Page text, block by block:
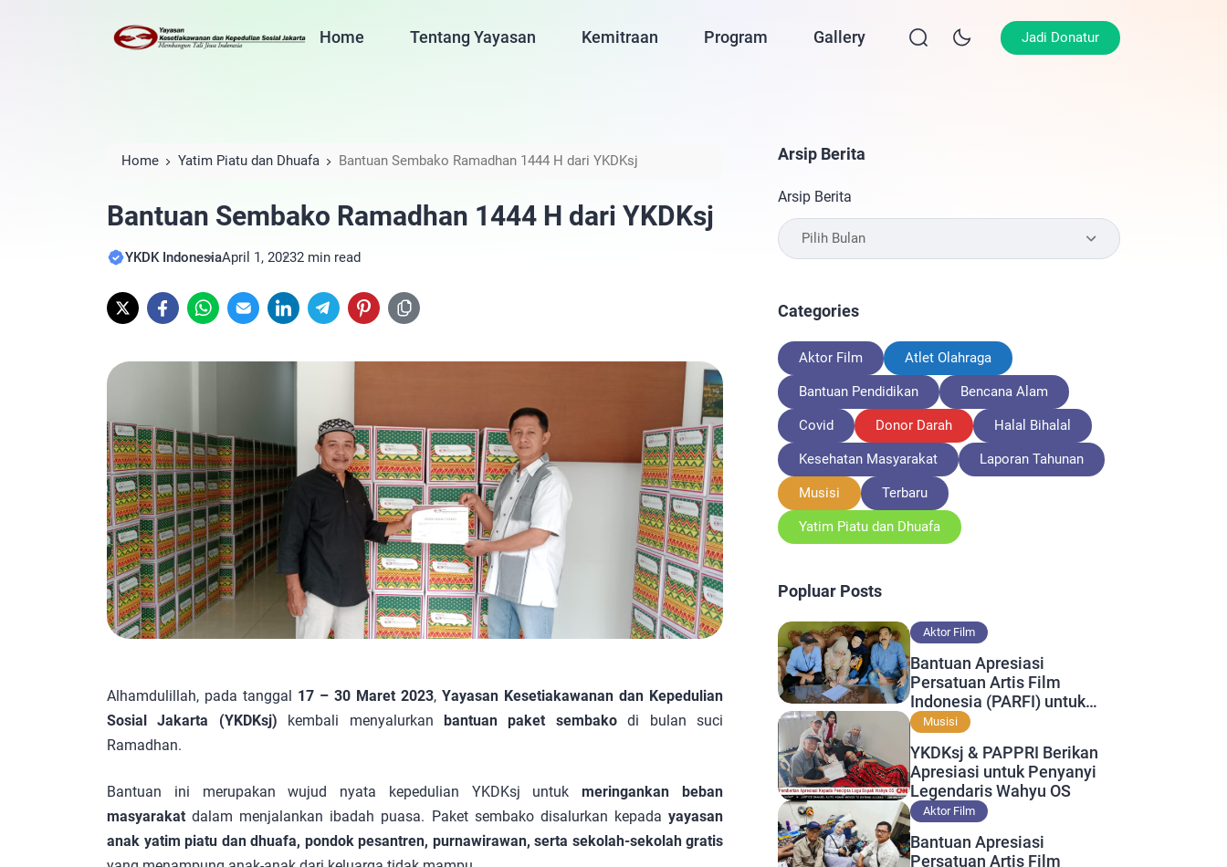
Home Tentang Yayasan Kemitraan Program Gallery Berita Jadi Donatur
Home Yatim Piatu dan Dhuafa Bantuan Sembako Ramadhan 1444 H dari YKDKsj
Bantuan Sembako Ramadhan 1444 H dari YKDKsj
YKDK IndonesiaApril 1, 20232 min read
Alhamdulillah, pada tanggal 17 – 30 Maret 2023, Yayasan Kesetiakawanan dan Kepedulian
Sosial Jakarta (YKDKsj) kembali menyalurkan bantuan paket sembakodi bulan suci
Ramadhan.
Bantuan ini merupakan wujud nyata kepedulian YKDKsj untukmeringankan beban
masyarakat dalam menjalankan ibadah puasa. Paket sembako disalurkan kepada yayasan
anak yatim piatu dan dhuafa, pondok pesantren, purnawirawan, serta sekolah-sekolah gratis
Arsip Berita
Arsip Berita
Categories
Aktor Film Atlet Olahraga
Bantuan Pendidikan Bencana Alam
Covid Donor Darah Halal Bihalal
Kesehatan Masyarakat Laporan Tahunan
Musisi Terbaru
Yatim Piatu dan Dhuafa
Popluar Posts
Aktor Film
Bantuan Apresiasi
Persatuan Artis Film
Indonesia (PARFI) untuk
Bapak Ismail Sofyan Sani
Musisi
YKDKsj & PAPPRI Berikan
Apresiasi untuk Penyanyi
Legendaris Wahyu OS
Aktor Film
Bantuan Apresiasi
Persatuan Artis Film